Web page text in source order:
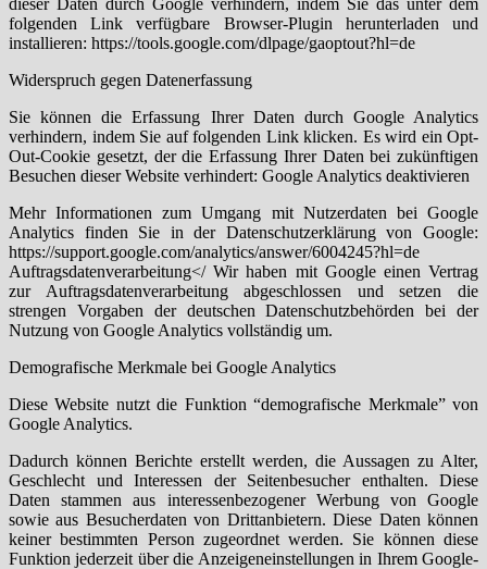
folgenden Link verfügbare Browser-Plugin herunterladen und
installieren: https://tools.google.com/dlpage/gaoptout?hl=de
Widerspruch gegen Datenerfassung
Sie können die Erfassung Ihrer Daten durch Google Analytics
verhindern, indem Sie auf folgenden Link klicken. Es wird ein Opt-
Out-Cookie gesetzt, der die Erfassung Ihrer Daten bei zukünftigen
Besuchen dieser Website verhindert: Google Analytics deaktivieren
Mehr Informationen zum Umgang mit Nutzerdaten bei Google
Analytics finden Sie in der Datenschutzerklärung von Google:
https://support.google.com/analytics/answer/6004245?hl=de
Auftragsdatenverarbeitung</ Wir haben mit Google einen Vertrag
zur Auftragsdatenverarbeitung abgeschlossen und setzen die
strengen Vorgaben der deutschen Datenschutzbehörden bei der
Nutzung von Google Analytics vollständig um.
Demografische Merkmale bei Google Analytics
Diese Website nutzt die Funktion “demografische Merkmale” von
Google Analytics.
Dadurch können Berichte erstellt werden, die Aussagen zu Alter,
Geschlecht und Interessen der Seitenbesucher enthalten. Diese
Daten stammen aus interessenbezogener Werbung von Google
sowie aus Besucherdaten von Drittanbietern. Diese Daten können
keiner bestimmten Person zugeordnet werden. Sie können diese
Funktion jederzeit über die Anzeigeneinstellungen in Ihrem Google-